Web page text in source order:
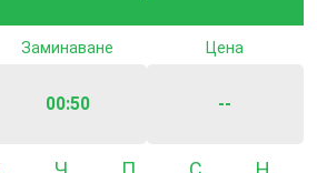
Заминаване
00:50
Цена
--